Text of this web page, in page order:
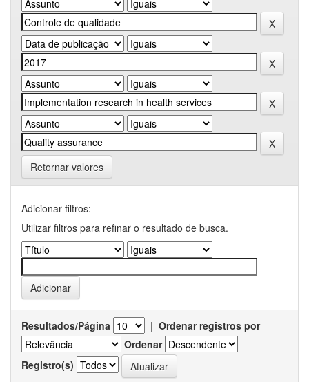
Retornar valores
Adicionar filtros:
Utilizar filtros para refinar o resultado de busca.
Resultados/Página | Ordenar registros por
Ordenar
Registro(s)